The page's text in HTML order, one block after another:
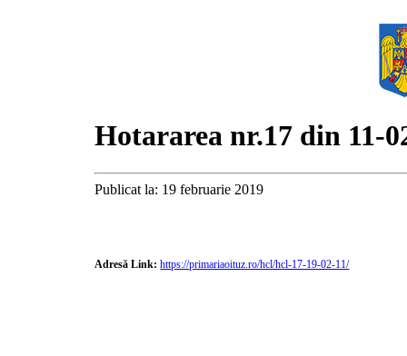
Hotararea nr.17 din 11-
Publicat la: 19 februarie 2019
Adresă Link: https://primariaoituz.ro/hcl/hcl-17-19-02-11/